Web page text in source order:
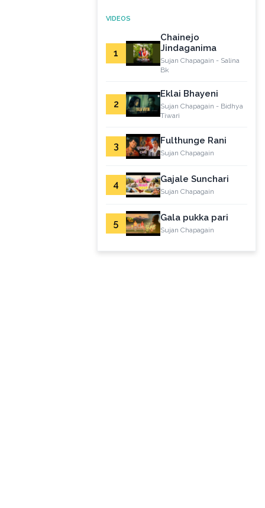
VIDEOS
1
Chainejo
Jindaganima
Sujan Chapagain - Salina
Bk
2
Eklai Bhayeni
Sujan Chapagain - Bidhya
Tiwari
3 Fulthunge Rani
Sujan Chapagain
4 Gajale Sunchari
Sujan Chapagain
5 Gala pukka pari
Sujan Chapagain